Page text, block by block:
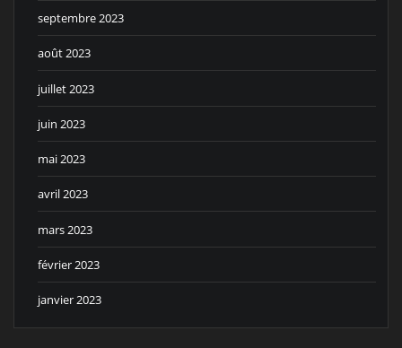
septembre 2023
août 2023
juillet 2023
juin 2023
mai 2023
avril 2023
mars 2023
février 2023
janvier 2023